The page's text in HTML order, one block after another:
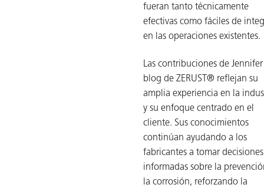
fueran tanto técnicamente
efectivas como fáciles de
en las operaciones existentes.
Las contribuciones de
blog de ZERUST® reflejan su
amplia experiencia en la
y su enfoque centrado en el
cliente. Sus conocimientos
continúan ayudando a los
fabricantes a tomar decisiones
informadas sobre la
la corrosión, reforzando la